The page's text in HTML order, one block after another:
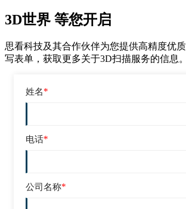
3D世界 等您开启
思看科技及其合作伙伴为您提供高精度优
写表单，获取更多关于3D扫描服务的信息。
姓名*
电话*
公司名称*